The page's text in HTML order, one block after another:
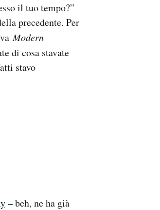
il tuo tempo?”
precedente. Per
Modern
di cosa stavate
stavo
– beh, ne ha già